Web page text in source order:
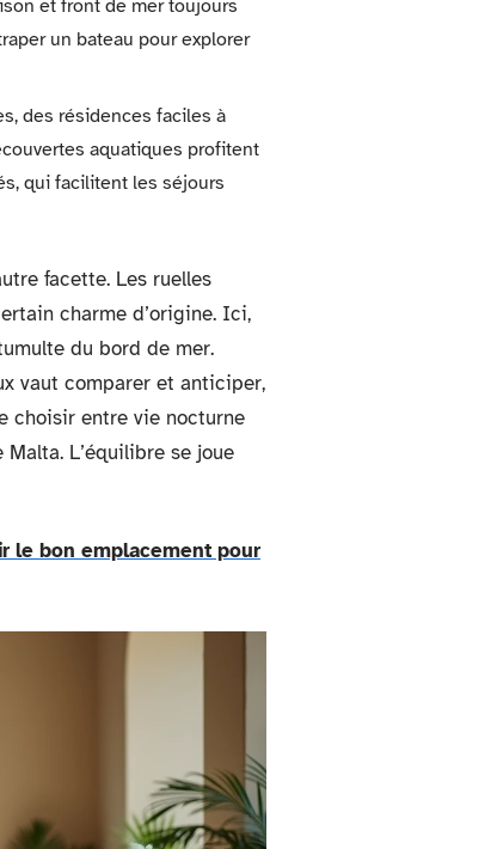
et front de mer toujours
un bateau pour explorer
des résidences faciles à
aquatiques profitent
qui facilitent les séjours
facette. Les ruelles
charme d’origine. Ici,
du bord de mer.
vaut comparer et anticiper,
choisir entre vie nocturne
L’équilibre se joue
le bon emplacement pour